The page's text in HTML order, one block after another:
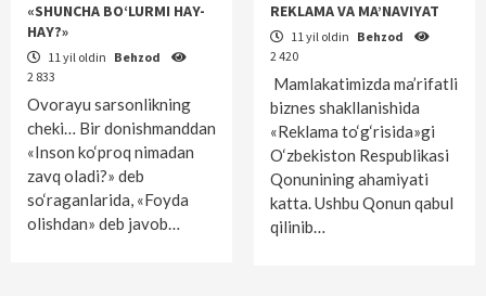
«SHUNCHA BO‘LURMI HAY-
HAY?»
11 yil oldin Behzod
2 833
Ovorayu sarsonlikning
cheki… Bir donishmanddan
«Inson ko‘proq nimadan
zavq oladi?» deb
so‘raganlarida, «Foyda
olishdan» deb javob…
REKLAMA VA MA’NAVIYAT
11 yil oldin Behzod
2 420
Mamlakatimizda ma’rifatli
biznes shakllanishida
«Reklama to‘g‘risida»gi
O‘zbekiston Respublikasi
Qonunining ahamiyati
katta. Ushbu Qonun qabul
qilinib…